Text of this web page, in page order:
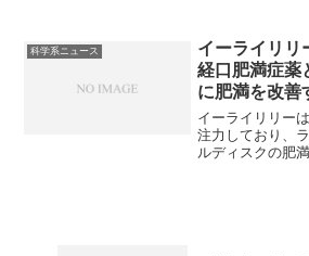
生産体制を強化
ができます。
科学系ニュース
イーライリ
経口肥満症薬
に肥満を改善
イーライリリー
注力しており、
ルディスクの肥